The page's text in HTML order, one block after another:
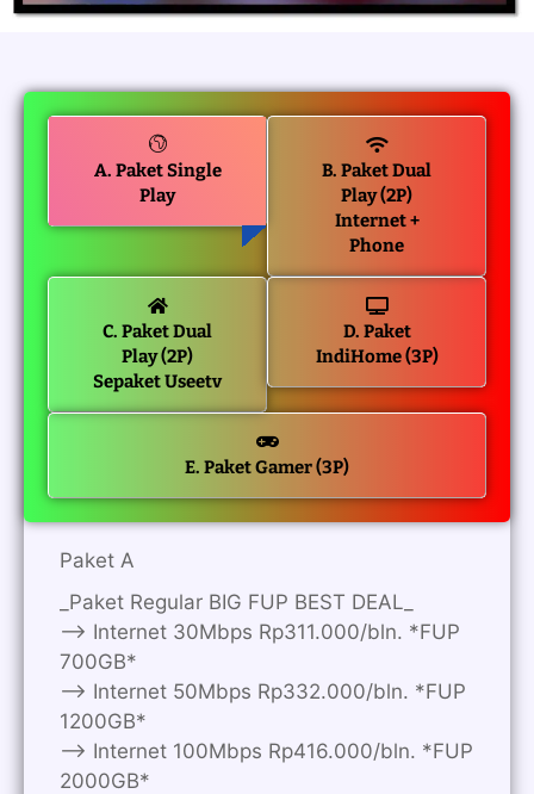
A. Paket Single
Play
B. Paket Dual
Play (2P)
Internet +
Phone
C. Paket Dual
Play (2P)
Sepaket Useetv
D. Paket
IndiHome (3P)
E. Paket Gamer (3P)
Paket A
_Paket Regular BIG FUP BEST DEAL_
—> Internet 30Mbps Rp311.000/bln. *FUP
700GB*
—> Internet 50Mbps Rp332.000/bln. *FUP
1200GB*
—> Internet 100Mbps Rp416.000/bln. *FUP
2000GB*